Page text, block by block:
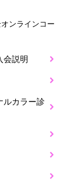
ンラインコー
会説明
ルカラー診